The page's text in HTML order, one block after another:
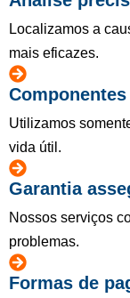
Localizamos a
mais eficazes.
Utilizamos
vida útil.
Garantia
Nossos serviços
problemas.
Formas de